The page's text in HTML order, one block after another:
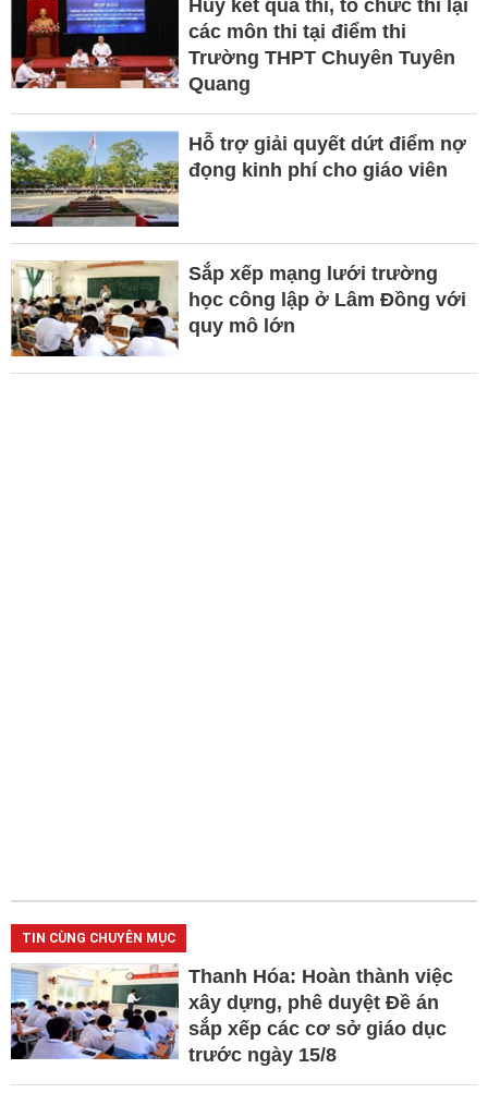
Hủy kết quả thi, tổ chức thi lại
các môn thi tại điểm thi
Trường THPT Chuyên Tuyên
Quang
Hỗ trợ giải quyết dứt điểm nợ
đọng kinh phí cho giáo viên
Sắp xếp mạng lưới trường
học công lập ở Lâm Đồng với
quy mô lớn
TIN CÙNG CHUYÊN MỤC
Thanh Hóa: Hoàn thành việc
xây dựng, phê duyệt Đề án
sắp xếp các cơ sở giáo dục
trước ngày 15/8